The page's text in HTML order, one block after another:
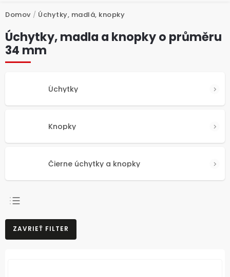
Domov / Úchytky, madlá, knopky
Úchytky, madla a knopky o průměru
34 mm
Úchytky
Knopky
Čierne úchytky a knopky
NAJPREDÁVANEJŠIE
NAJLACNEJŠIE
ZAVRIEŤ FILTER